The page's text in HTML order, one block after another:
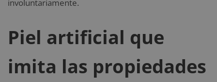
involuntariamente.
Piel artificial que
imita las propiedades